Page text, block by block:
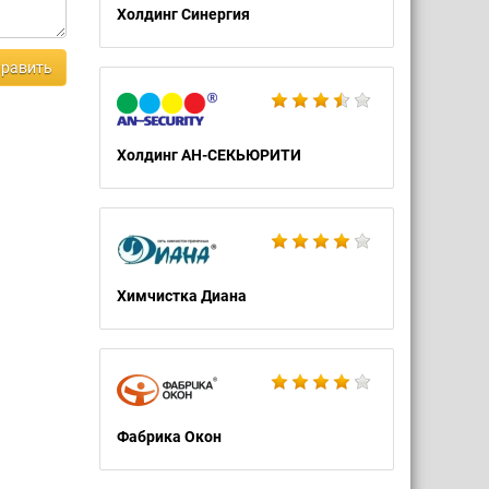
Холдинг Синергия
Холдинг АН-СЕКЬЮРИТИ
Химчистка Диана
Фабрика Окон